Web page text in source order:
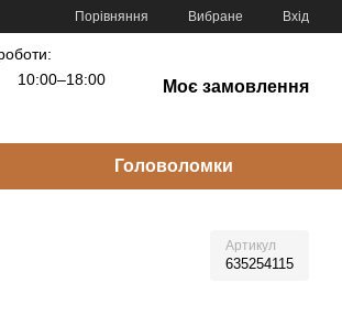
Порівняння Вибране Вхід
10:00–18:00 Моє замовлення
Головоломки
Артикул
635254115